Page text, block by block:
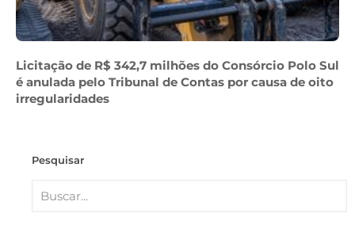
Licitação de R$ 342,7 milhões do Consórcio Polo Sul
é anulada pelo Tribunal de Contas por causa de oito
irregularidades
Pesquisar